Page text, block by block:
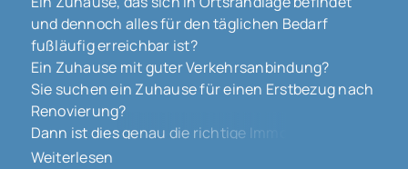
und dennoch alles für den täglichen Bedarf
fußläufig erreichbar ist?
Ein Zuhause mit guter Verkehrsanbindung?
Sie suchen ein Zuhause für einen Erstbezug nach
Renovierung?
Dann ist dies genau die richtige Immobilie für Sie.
Im sehr ruhig gelegenen und im Jahre 1985
Weiterlesen